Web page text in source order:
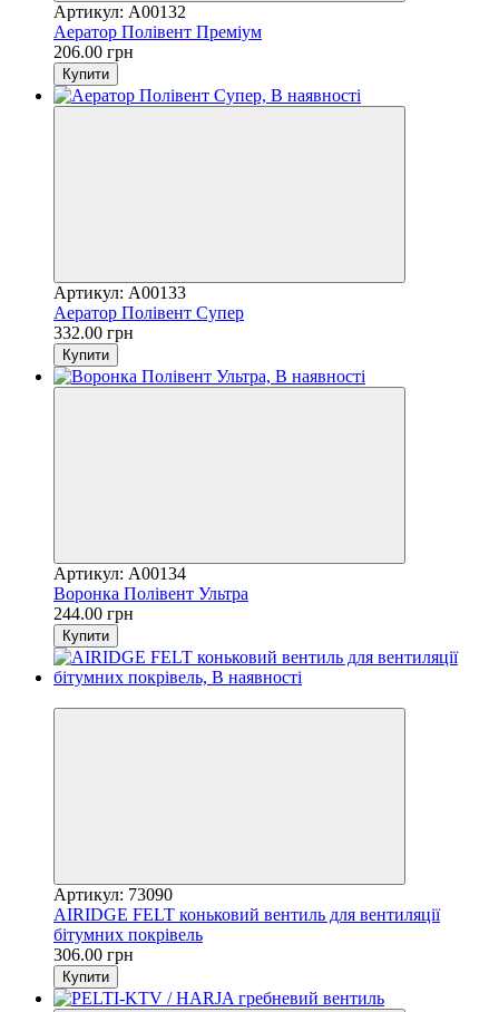
Артикул: A00132
Аератор Полівент Преміум
206.00 грн
Купити
Артикул: A00133
Аератор Полівент Супер
332.00 грн
Купити
Артикул: A00134
Воронка Полівент Ультра
244.00 грн
Купити
Артикул: 73090
AIRIDGE FELT коньковий вентиль для вентиляції
бітумних покрівель
306.00 грн
Купити